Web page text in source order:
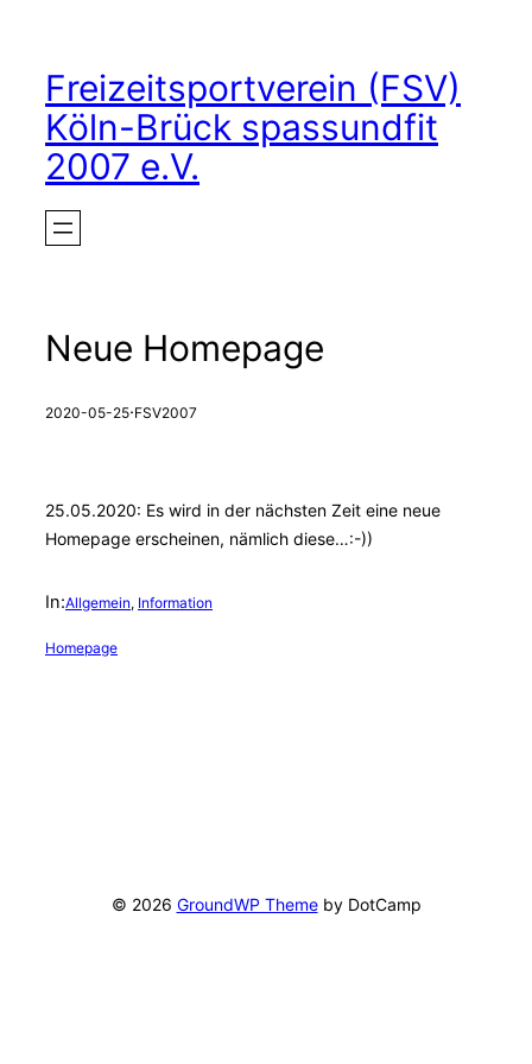
springenFreizeitsportverein (FSV)
Köln-Brück spassundfit
2007 e.V.
Neue Homepage
2020-05-25·FSV2007
25.05.2020: Es wird in der nächsten Zeit eine neue
Homepage erscheinen, nämlich diese…:-))
In:Allgemein, Information
Homepage
© 2026 GroundWP Themeby DotCamp